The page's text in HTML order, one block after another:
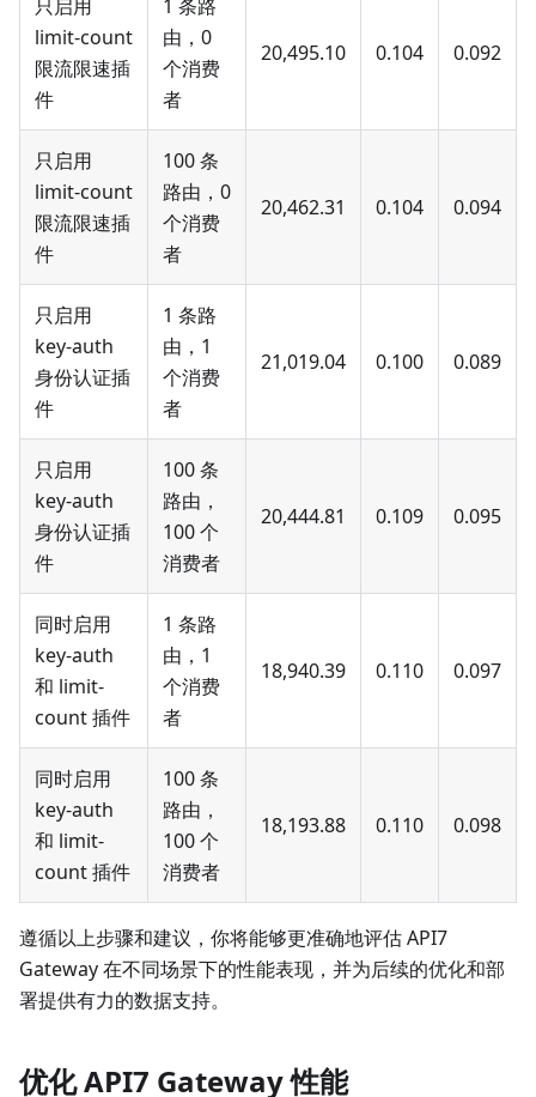
只启用
limit-count
限流限速插
件
1 条路
由，0
个消费
者
20,495.10 0.104 0.092
只启用
limit-count
限流限速插
件
100 条
路由，0
个消费
者
20,462.31 0.104 0.094
只启用
key-auth
身份认证插
件
1 条路
由，1
个消费
者
21,019.04 0.100 0.089
只启用
key-auth
身份认证插
件
100 条
路由，
100 个
消费者
20,444.81 0.109 0.095
同时启用
key-auth
和 limit-
count 插件
1 条路
由，1
个消费
者
18,940.39 0.110 0.097
同时启用
key-auth
和 limit-
count 插件
100 条
路由，
100 个
消费者
18,193.88 0.110 0.098
遵循以上步骤和建议，你将能够更准确地评估 API7
Gateway 在不同场景下的性能表现，并为后续的优化和部
署提供有力的数据支持。
优化 API7 Gateway 性能